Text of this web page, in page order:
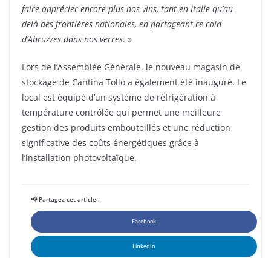
faire apprécier encore plus nos vins, tant en Italie qu’au-
delà des frontières nationales, en partageant ce coin
d’Abruzzes dans nos verres. »
Lors de l’Assemblée Générale, le nouveau magasin de
stockage de Cantina Tollo a également été inauguré. Le
local est équipé d’un système de réfrigération à
température contrôlée qui permet une meilleure
gestion des produits embouteillés et une réduction
significative des coûts énergétiques grâce à
l’installation photovoltaïque.
📢 Partagez cet article :
Facebook
LinkedIn